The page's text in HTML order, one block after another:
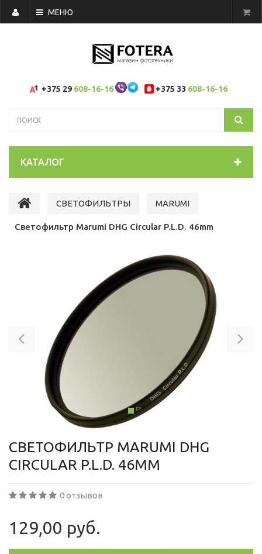
МЕНЮ
+375 29 608-16-16 +375 33 608-16-16
КАТАЛОГ
СВЕТОФИЛЬТРЫ MARUMI
Светофильтр Marumi DHG Circular P.L.D. 46mm
Previous
СВЕТОФИЛЬТР MARUMI DHG
CIRCULAR P.L.D. 46MM
0 отзывов
129,00 руб.